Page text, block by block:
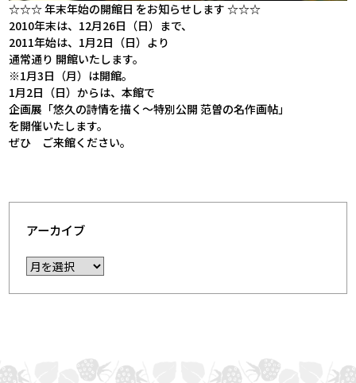
☆☆☆ 年末年始の開館日 をお知らせします ☆☆☆
2010年末は、12月26日（日）まで、
2011年始は、1月2日（日）より
通常通り 開館いたします。
※1月3日（月）は開館。
1月2日（日）からは、本館で
企画展「悠久の詩情を描く〜特別公開 范曽の名作画帖」
を開催いたします。
ぜひ ご来館ください。
アーカイブ